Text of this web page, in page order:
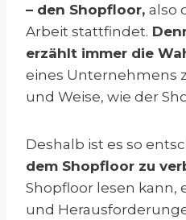
– den Shopfloor, also
Arbeit stattfindet.
erzählt immer die
eines Unternehmens
und Weise, wie der
Deshalb ist es so
dem Shopfloor zu
Shopfloor lesen kann,
und